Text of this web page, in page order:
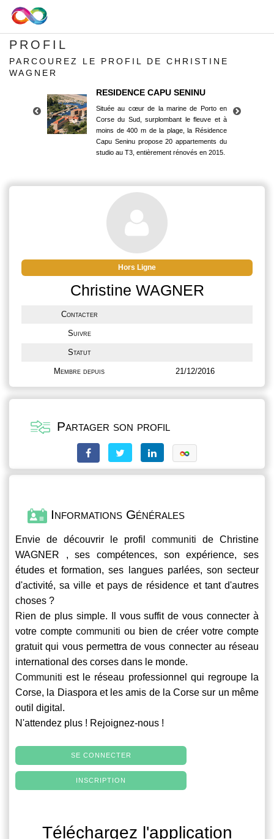
PROFIL
PARCOUREZ LE PROFIL DE CHRISTINE
WAGNER
RESIDENCE CAPU SENINU
Située au cœur de la marine de Porto en
Corse du Sud, surplombant le fleuve et à
moins de 400 m de la plage, la Résidence
Capu Seninu propose 20 appartements du
studio au T3, entièrement rénovés en 2015.
Corse du Sud, surplombant le fleuve et à
moins de 400 m de la plage, la Résidence
Capu Seninu propose 20 appartements du
studio au T3, entièrement rénovés en 2015.
Hors Ligne
Christine WAGNER
Contacter
Suivre
Statut
Membre depuis 21/12/2016
Partager son profil
Informations Générales
Envie de découvrir le profil communiti de Christine
WAGNER , ses compétences, son expérience, ses
études et formation, ses langues parlées, son secteur
d'activité, sa ville et pays de résidence et tant d'autres
choses ?
Rien de plus simple. Il vous suffit de vous connecter à
votre compte communiti ou bien de créer votre compte
gratuit qui vous permettra de vous connecter au réseau
international des corses dans le monde.
Communiti est le réseau professionnel qui regroupe la
Corse, la Diaspora et les amis de la Corse sur un même
outil digital.
N'attendez plus ! Rejoignez-nous !
SE CONNECTER
INSCRIPTION
Téléchargez l'application